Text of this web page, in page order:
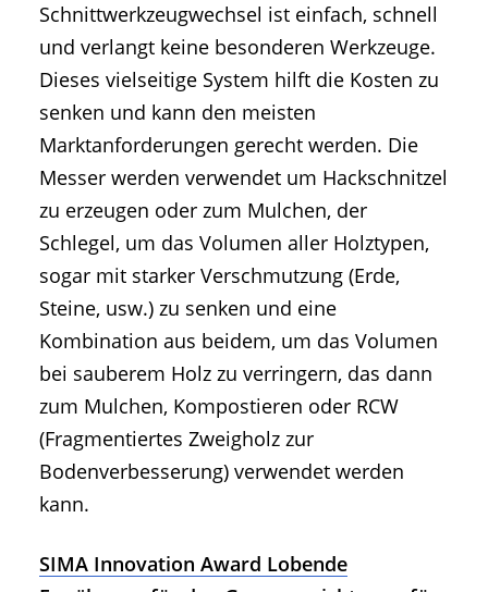
Schnittwerkzeugwechsel ist einfach, schnell
und verlangt keine besonderen Werkzeuge.
Dieses vielseitige System hilft die Kosten zu
senken und kann den meisten
Marktanforderungen gerecht werden. Die
Messer werden verwendet um Hackschnitzel
zu erzeugen oder zum Mulchen, der
Schlegel, um das Volumen aller Holztypen,
sogar mit starker Verschmutzung (Erde,
Steine, usw.) zu senken und eine
Kombination aus beidem, um das Volumen
bei sauberem Holz zu verringern, das dann
zum Mulchen, Kompostieren oder RCW
(Fragmentiertes Zweigholz zur
Bodenverbesserung) verwendet werden
kann.
SIMA Innovation Award Lobende